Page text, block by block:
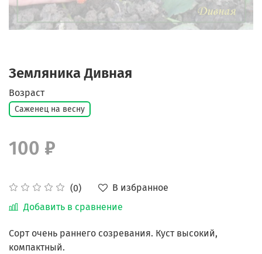
Земляника Дивная
(0)
В избранное
Добавить в сравнение
Возраст
Саженец на весну
100 ₽
Сорт очень раннего созревания. Куст высокий,
компактный.